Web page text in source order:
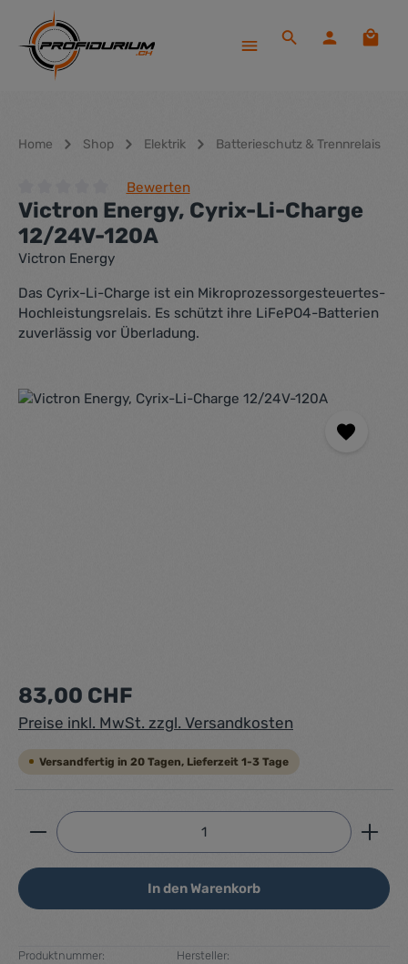
Zum Hauptinhalt springen
Home Shop Elektrik Batterieschutz & Trennrelais
Durchschnittliche Bewertung von 0 von 5 Sternen
Bewerten
Victron Energy, Cyrix-Li-Charge
12/24V-120A
Victron Energy
Das Cyrix-Li-Charge ist ein Mikroprozessorgesteuertes-
Hochleistungsrelais. Es schützt ihre LiFePO4-Batterien
zuverlässig vor Überladung.
Bildergalerie überspringen
Regulärer Preis:
83,00 CHF
Preise inkl. MwSt. zzgl. Versandkosten
Versandfertig in 20 Tagen, Lieferzeit 1-3 Tage
Produkt Anzahl: Gib den gewünschten Wert ein
In den Warenkorb
Produktnummer: Hersteller: